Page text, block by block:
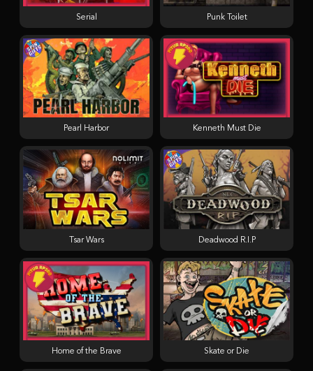
Tsar Wars
Home of the Brave Skate or Die
Deadwood R.I.P
Kenneth Must Die
Serial Punk Toilet
Pearl Harbor